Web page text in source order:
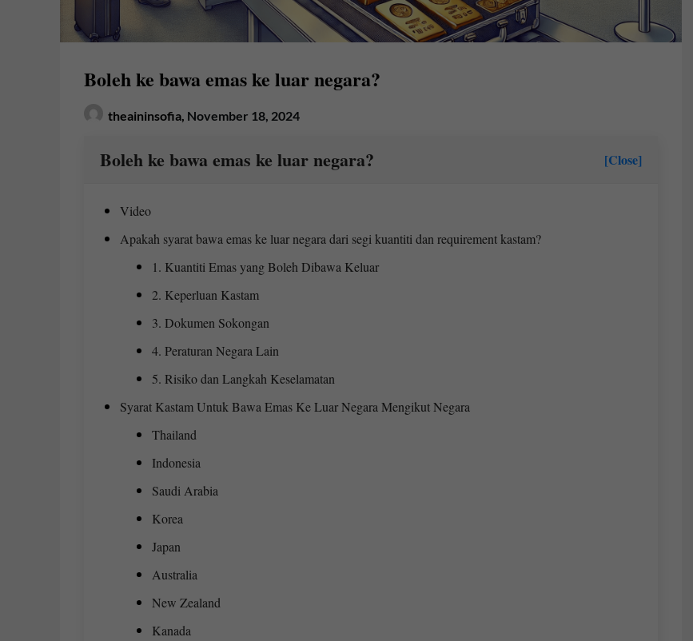
Boleh ke bawa emas ke luar negara?
theaininsofia, November 18, 2024
Boleh ke bawa emas ke luar negara? [Close]
Video
Apakah syarat bawa emas ke luar negara dari segi kuantiti dan requirement kastam?
1. Kuantiti Emas yang Boleh Dibawa Keluar
2. Keperluan Kastam
3. Dokumen Sokongan
4. Peraturan Negara Lain
5. Risiko dan Langkah Keselamatan
Syarat Kastam Untuk Bawa Emas Ke Luar Negara Mengikut Negara
Thailand
Indonesia
Saudi Arabia
Korea
Japan
Australia
New Zealand
Kanada